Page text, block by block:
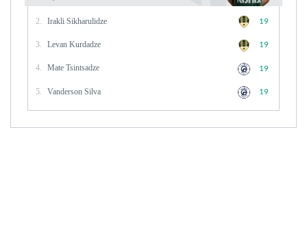
2. Irakli Sikharulidze 19
3. Levan Kurdadze 19
4. Mate Tsintsadze 19
5. Vanderson Silva 19